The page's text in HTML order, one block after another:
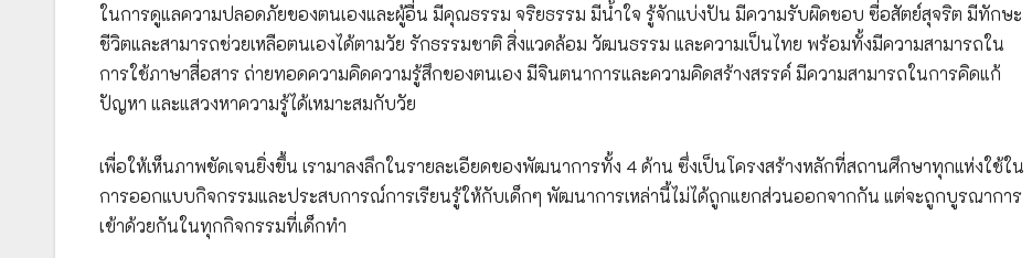
ในการดูแลความปลอดภัยของตนเองและผู้อื่น มีคุณธรรม จริยธรรม มีน้ำใจ รู้จักแบ่งปัน มีความรับผิดชอบ ซื่อสัตย์สุจริต มีทักษะ
ชีวิตและสามารถช่วยเหลือตนเองได้ตามวัย รักธรรมชาติ สิ่งแวดล้อม วัฒนธรรม และความเป็นไทย พร้อมทั้งมีความสามารถใน
การใช้ภาษาสื่อสาร ถ่ายทอดความคิดความรู้สึกของตนเอง มีจินตนาการและความคิดสร้างสรรค์ มีความสามารถในการคิดแก้
ปัญหา และแสวงหาความรู้ได้เหมาะสมกับวัย
เพื่อให้เห็นภาพชัดเจนยิ่งขึ้น เรามาลงลึกในรายละเอียดของพัฒนาการทั้ง 4 ด้าน ซึ่งเป็นโครงสร้างหลักที่สถานศึกษาทุกแห่งใช้ใน
การออกแบบกิจกรรมและประสบการณ์การเรียนรู้ให้กับเด็กๆ พัฒนาการเหล่านี้ไม่ได้ถูกแยกส่วนออกจากกัน แต่จะถูกบูรณาการ
เข้าด้วยกันในทุกกิจกรรมที่เด็กทำ